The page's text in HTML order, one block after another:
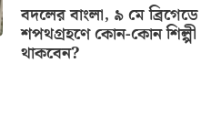
বদলের বাংলা, ৯ মে ব্রিগেডে
শপথগ্রহণে কোন-কোন শিল্পী
থাকবেন?